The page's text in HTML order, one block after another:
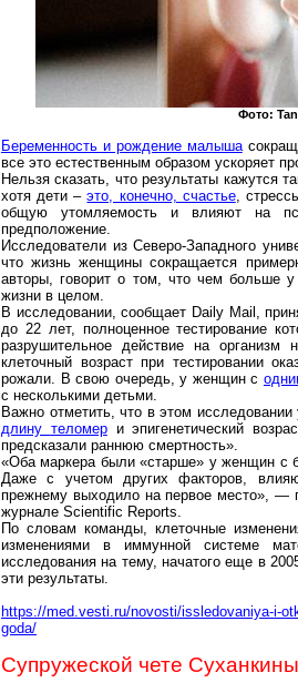
Фото:
Беременность и рождение малыша
все это естественным образом ускоряет
Нельзя сказать, что результаты кажутся
хотя дети –это, конечно, счастье,
общую утомляемость и влияют на
предположение.
Исследователи из Северо-Западного
что жизнь женщины сокращается
авторы, говорит о том, что чем больше
жизни в целом.
В исследовании, сообщает Daily Mail ,
до 22 лет, полноценное тестирование
разрушительное действие на
клеточный возраст при тестировании
рожали. В свою очередь, у женщин с
с несколькими детьми.
Важно отметить, что в этом
длину теломери эпигенетический
предсказали раннюю смертность».
«Оба маркера были «старше» у женщин с
Даже с учетом других факторов,
прежнему выходило на первое место», —
журнале Scientific Reports.
По словам команды, клеточные
изменениями в иммунной системе
исследования на тему, начатого еще в
эти результаты.
https://med.vesti.ru/novosti/issledovaniya-i-
goda/
Супружеской чете